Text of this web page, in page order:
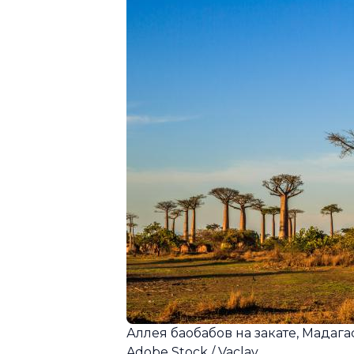
Аллея баобабов на закате,